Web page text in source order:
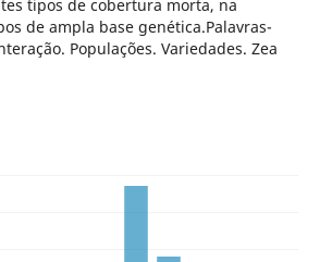
tipos de cobertura morta, na
de ampla base genética.Palavras-
Populações. Variedades. Zea